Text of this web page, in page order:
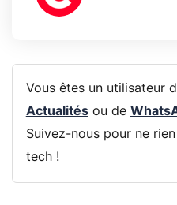
Vous êtes un utilisateur
Actualitésou de
Suivez-nous pour ne
tech !